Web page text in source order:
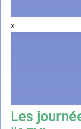
×
Les